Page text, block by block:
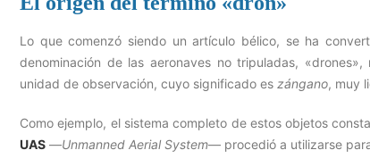
Lo que comenzó siendo un artículo bélico, se ha
denominación de las aeronaves no tripuladas,
unidad de observación, cuyo significado es zángano, muy
Como ejemplo, el sistema completo de estos objetos
UAS —Unmanned Aerial System— procedió a utilizarse